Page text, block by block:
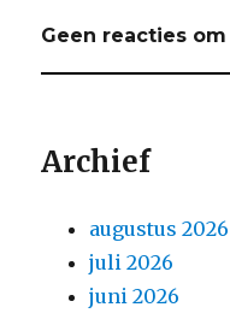
Geen reacties
Archief
augustus 2026
juli 2026
juni 2026